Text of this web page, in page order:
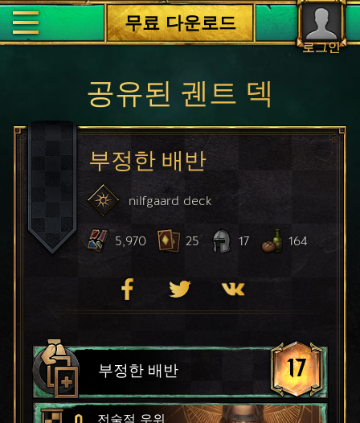
로그인
무료 다운로드
공유된 궨트 덱
부정한 배반
nilfgaard deck
5,970 25 17 164
부정한 배반 17
전술적 우위